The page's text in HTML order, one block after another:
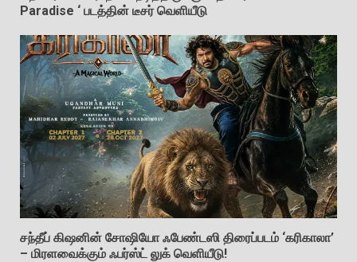
Paradise ‘ படத்தின் டீசர் வெளியீடு
சந்தீப் கிஷனின் சோஷியோ ஃபேண்டஸி திரைப்படம் ‘கரிகாலா’
– மிரளவைக்கும் ஃபர்ஸ்ட் லுக் வெளியீடு!